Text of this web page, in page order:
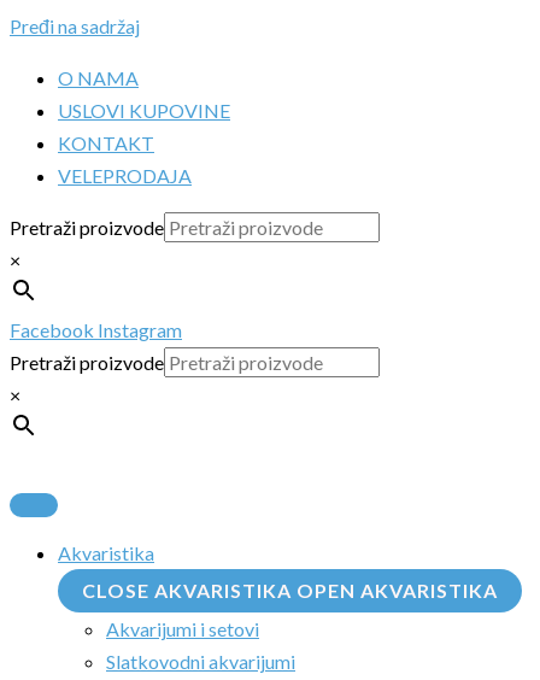
Pređi na sadržaj
O NAMA
USLOVI KUPOVINE
KONTAKT
VELEPRODAJA
Pretraži proizvode
×
Facebook Instagram
Pretraži proizvode
×
Akvaristika
CLOSE AKVARISTIKA OPEN AKVARISTIKA
Akvarijumi i setovi
Slatkovodni akvarijumi